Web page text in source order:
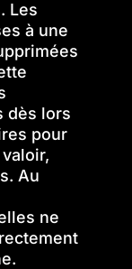
Les
à une
dès lors
pour
Au
ne